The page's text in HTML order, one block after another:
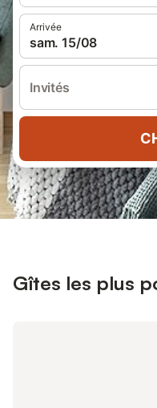
Arrivée
sam. 15/08
Invités
Gîtes les plus